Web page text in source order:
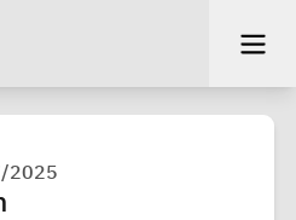
2025